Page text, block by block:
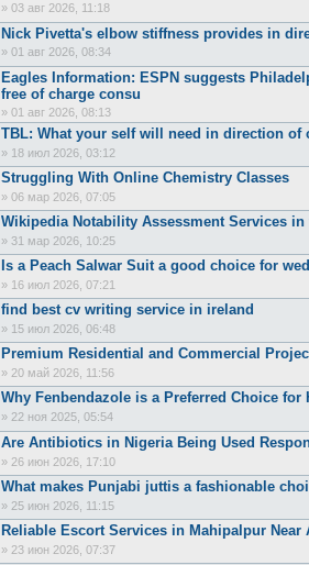
» 03 авг 2026, 11:18
Nick Pivetta's elbow stiffness provides in
» 01 авг 2026, 08:34
Eagles Information: ESPN suggests
free of charge consu
» 01 авг 2026, 08:13
TBL: What your self will need in direction of
» 18 июл 2026, 03:12
Struggling With Online Chemistry Classes
» 06 мар 2026, 07:05
Wikipedia Notability Assessment Services in
» 31 мар 2026, 10:25
Is a Peach Salwar Suit a good choice for
» 16 июл 2026, 07:21
find best cv writing service in ireland
» 15 июл 2026, 06:48
Premium Residential and Commercial
» 20 май 2026, 11:56
Why Fenbendazole is a Preferred Choice for
» 22 ноя 2025, 05:54
Are Antibiotics in Nigeria Being Used
» 26 июн 2026, 17:10
What makes Punjabi juttis a fashionable
» 25 июн 2026, 11:15
Reliable Escort Services in Mahipalpur Near
» 23 июн 2026, 07:37